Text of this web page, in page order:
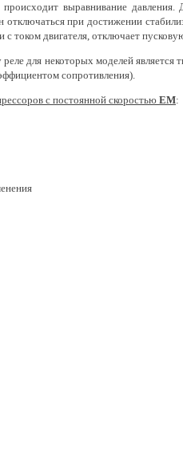
выравнивание
при достижении
с током двигателя, отключает
для некоторых моделей является
сопротивления).
с постоянной скоростью EM: